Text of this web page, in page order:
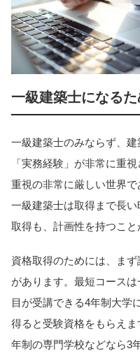
一級建築士になる
一級建築士のみならず、
「実務経験」が非常に重
重視の非常に厳しい世界
一級建築士は取得まで長
取得も、計画性を持つこと
資格取得のためには、ま
があります。最短コース
目が受講できる4年制大学
得ると受験資格をもらえ
年制の専門学校などなら3